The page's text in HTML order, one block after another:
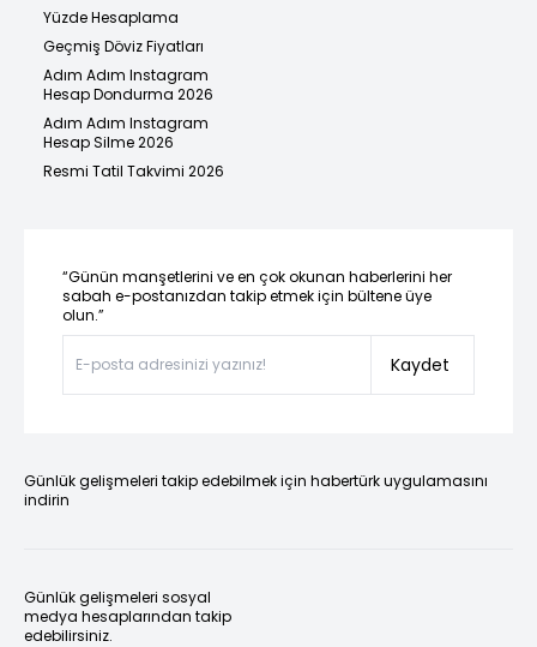
Yüzde Hesaplama
Geçmiş Döviz Fiyatları
Adım Adım Instagram
Hesap Dondurma 2026
Adım Adım Instagram
Hesap Silme 2026
Resmi Tatil Takvimi 2026
“Günün manşetlerini ve en çok okunan haberlerini her
sabah e-postanızdan takip etmek için bültene üye
olun.”
Kaydet
Günlük gelişmeleri takip edebilmek için habertürk uygulamasını
indirin
Günlük gelişmeleri sosyal
medya hesaplarından takip
edebilirsiniz.